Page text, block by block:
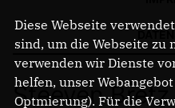
Steeven
Diese Webseite
sind, um die Webseite zu
verwenden wir Dienste
helfen, unser
Optmierung). Für die